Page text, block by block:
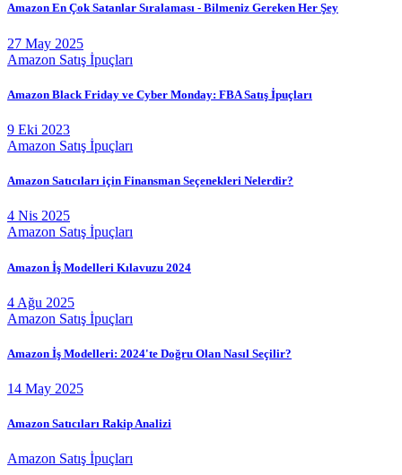
Amazon En Çok Satanlar Sıralaması - Bilmeniz Gereken Her Şey
27 May 2025
Amazon Satış İpuçları
Amazon Black Friday ve Cyber Monday: FBA Satış İpuçları
9 Eki 2023
Amazon Satış İpuçları
Amazon Satıcıları için Finansman Seçenekleri Nelerdir?
4 Nis 2025
Amazon Satış İpuçları
Amazon İş Modelleri Kılavuzu 2024
4 Ağu 2025
Amazon Satış İpuçları
Amazon İş Modelleri: 2024'te Doğru Olan Nasıl Seçilir?
14 May 2025
Amazon Satıcıları Rakip Analizi
Amazon Satış İpuçları